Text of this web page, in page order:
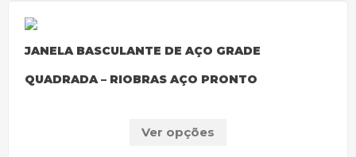
JANELA BASCULANTE DE AÇO GRADE
QUADRADA – RIOBRAS AÇO PRONTO
Ver opções